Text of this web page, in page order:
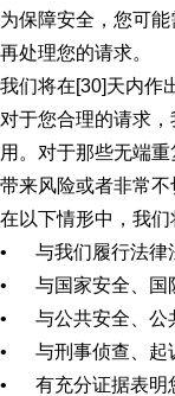
为保障安全，您可
再处理您的请求。
我们将在[30]天内作
对于您合理的请求
用。对于那些无端
带来风险或者非常不
在以下情形中，我们
• 与我们履行法律
• 与国家安全、国
• 与公共安全、公
• 与刑事侦查、起
• 有充分证据表明